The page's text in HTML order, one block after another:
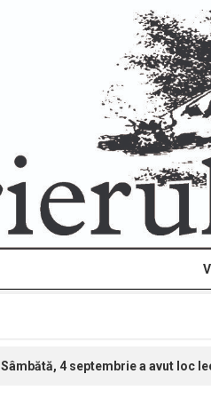
Sâmbătă, 4 septembrie a avut loc